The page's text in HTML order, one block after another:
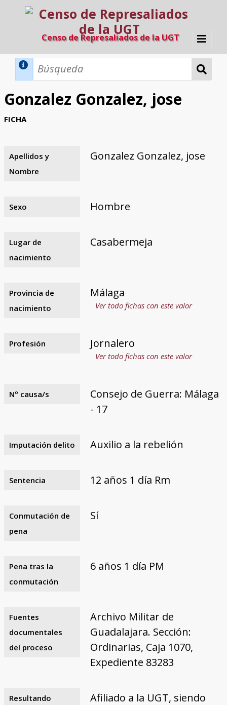
Censo de Represaliados de la UGT
Inicio
Razones y objetivos
El equipo
Colaboradores
Fuentes documentales
Gonzalez Gonzalez, jose
FICHA
Apellidos y
Nombre
Gonzalez Gonzalez, jose
Sexo Hombre
Lugar de
nacimiento
Casabermeja
Provincia de
nacimiento
Málaga
Ver todo fichas con este valor
Profesión Jornalero
Ver todo fichas con este valor
Nº causa/s
Consejo de Guerra: Málaga
- 17
Imputación delito Auxilio a la rebelión
Sentencia 12 años 1 día Rm
Conmutación de
pena
Sí
Pena tras la
conmutación
6 años 1 día PM
Fuentes
documentales
del proceso
Archivo Militar de
Guadalajara. Sección:
Ordinarias, Caja 1070,
Expediente 83283
Resultando
Afiliado a la UGT, siendo